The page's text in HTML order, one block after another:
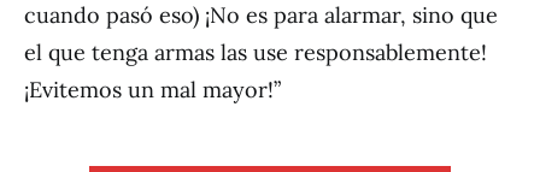
cuando pasó eso) ¡No es para alarmar, sino que
el que tenga armas las use responsablemente!
¡Evitemos un mal mayor!”